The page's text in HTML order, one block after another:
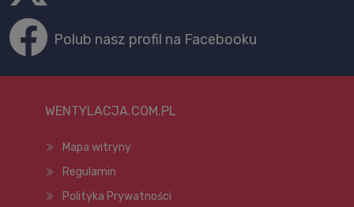
Polub nasz profil na Facebooku
WENTYLACJA.COM.PL
Mapa witryny
Regulamin
Polityka Prywatności